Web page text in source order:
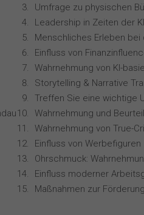
Umfrage zu physischen
Leadership in Zeiten der
Treffen Sie eine wichtige
Wahrnehmung von True-
Einfluss von Werbefiguren
Ohrschmuck: